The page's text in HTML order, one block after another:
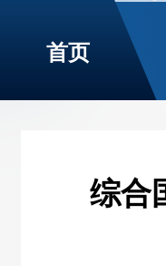
首页
综合